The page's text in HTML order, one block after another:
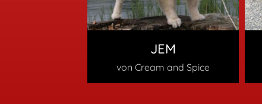
JEM
von Cream and Spice